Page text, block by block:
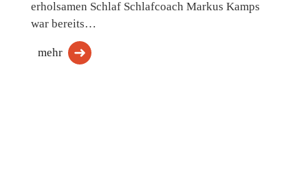
erholsamen Schlaf Schlafcoach Markus Kamps
war bereits…
mehr